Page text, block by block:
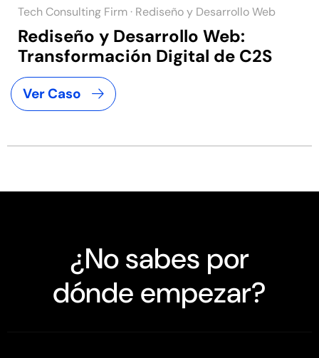
Tech Consulting Firm · Rediseño y Desarrollo Web
Rediseño y Desarrollo Web:
Transformación Digital de C2S
Ver Caso
¿No sabes por
dónde empezar?